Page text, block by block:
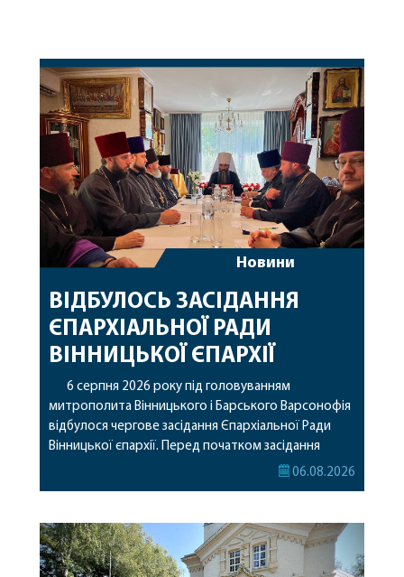
Новини
ВІДБУЛОСЬ ЗАСІДАННЯ
ЄПАРХІАЛЬНОЇ РАДИ
ВІННИЦЬКОЇ ЄПАРХІЇ
6 серпня 2026 року під головуванням
митрополита Вінницького і Барського Варсонофія
відбулося чергове засідання Єпархіальної Ради
Вінницької єпархії. Перед початком засідання
секретар Єпархіальної Ради від імені членів Ради
побажавши йому міцного здоров’я, Божої
допомоги, миру, духовної радості та
благословенних успіхів у подальшому
06.08.2026